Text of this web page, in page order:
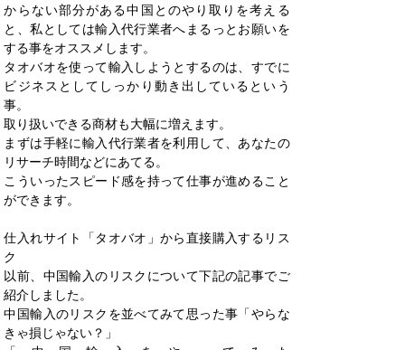
からない部分がある中国とのやり取りを考える
と、私としては輸入代行業者へまるっとお願いを
する事をオススメします。
タオバオを使って輸入しようとするのは、すでに
ビジネスとしてしっかり動き出しているという
事。
取り扱いできる商材も大幅に増えます。
まずは手軽に輸入代行業者を利用して、あなたの
リサーチ時間などにあてる。
こういったスピード感を持って仕事が進めること
ができます。
仕入れサイト「タオバオ」から直接購入するリス
ク
以前、中国輸入のリスクについて下記の記事でご
紹介しました。
中国輸入のリスクを並べてみて思った事「やらな
きゃ損じゃない？」